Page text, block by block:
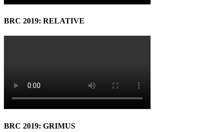
BRC 2019: RELATIVE
BRC 2019: GRIMUS